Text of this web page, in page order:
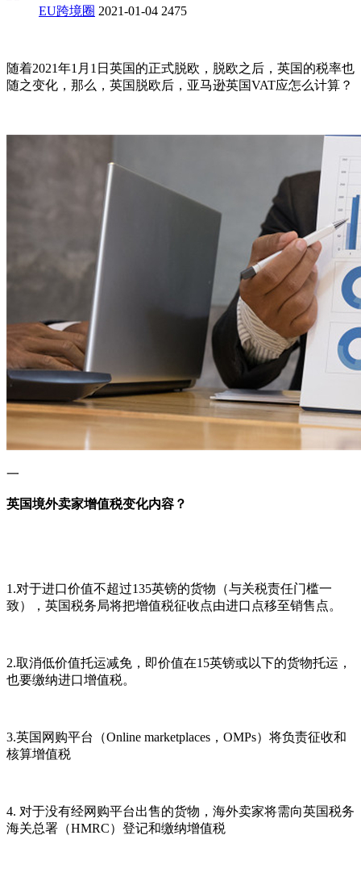
EU跨境圈 2021-01-04 2475
随着2021年1月1日英国的正式脱欧，脱欧之后，英国的税率也
随之变化，那么，英国脱欧后，亚马逊英国VAT应怎么计算？
一
英国境外卖家增值税变化内容？
1.对于进口价值不超过135英镑的货物（与关税责任门槛一
致），英国税务局将把增值税征收点由进口点移至销售点。
2.取消低价值托运减免，即价值在15英镑或以下的货物托运，
也要缴纳进口增值税。
3.英国网购平台（Online marketplaces，OMPs）将负责征收和
核算增值税
4. 对于没有经网购平台出售的货物，海外卖家将需向英国税务
海关总署（HMRC）登记和缴纳增值税